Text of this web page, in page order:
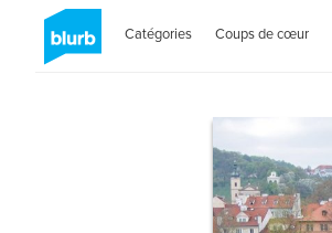
Catégories Coups de cœur